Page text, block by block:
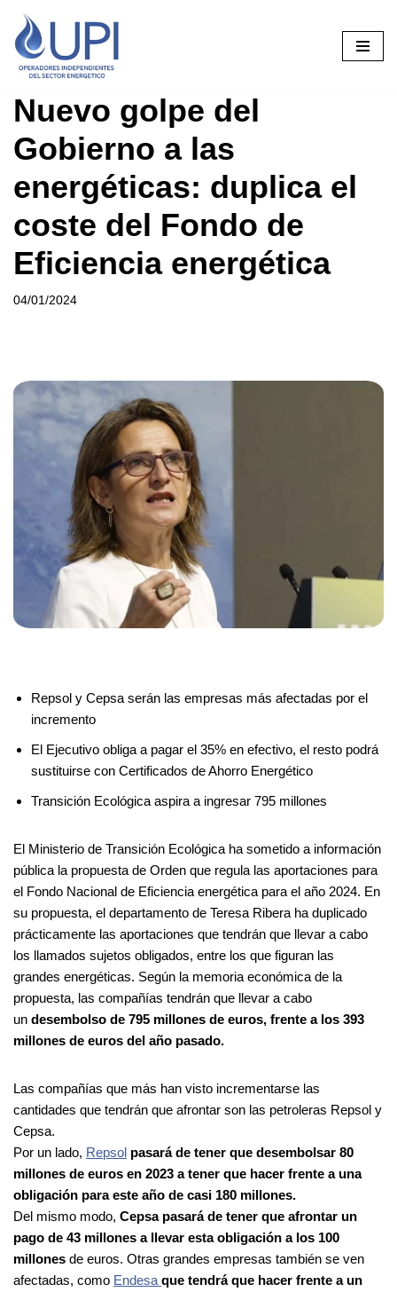
Saltar
al
Nuevo golpe del
Gobierno a las
energéticas: duplica el
coste del Fondo de
Eficiencia energética
04/01/2024
Repsol y Cepsa serán las empresas más afectadas por el
incremento
El Ejecutivo obliga a pagar el 35% en efectivo, el resto podrá
sustituirse con Certificados de Ahorro Energético
Transición Ecológica aspira a ingresar 795 millones
El Ministerio de Transición Ecológica ha sometido a información
pública la propuesta de Orden que regula las aportaciones para
el Fondo Nacional de Eficiencia energética para el año 2024. En
su propuesta, el departamento de Teresa Ribera ha duplicado
prácticamente las aportaciones que tendrán que llevar a cabo
los llamados sujetos obligados, entre los que figuran las
grandes energéticas. Según la memoria económica de la
propuesta, las compañías tendrán que llevar a cabo
un desembolso de 795 millones de euros, frente a los 393
millones de euros del año pasado.
Las compañías que más han visto incrementarse las
cantidades que tendrán que afrontar son las petroleras Repsol y
Cepsa.
Por un lado, Repsol pasará de tener que desembolsar 80
millones de euros en 2023 a tener que hacer frente a una
obligación para este año de casi 180 millones.
Del mismo modo, Cepsa pasará de tener que afrontar un
pago de 43 millones a llevar esta obligación a los 100
millones de euros. Otras grandes empresas también se ven
afectadas, como Endesa que tendrá que hacer frente a un